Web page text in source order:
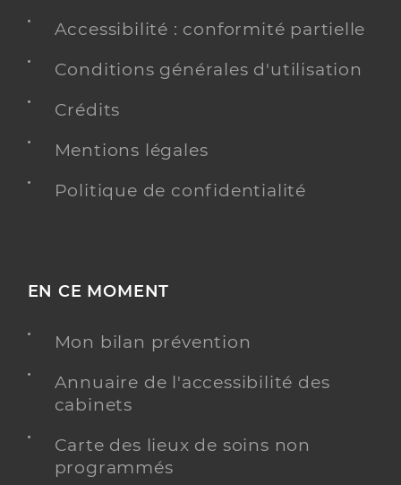
Accessibilité : conformité partielle
Conditions générales d'utilisation
Crédits
Mentions légales
Politique de confidentialité
EN CE MOMENT
Mon bilan prévention
Annuaire de l'accessibilité des
cabinets
Carte des lieux de soins non
programmés